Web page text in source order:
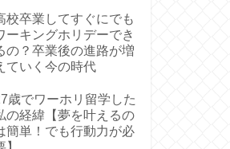
校卒業してすぐにでも
ーキングホリデーでき
の？卒業後の進路が増
ていく今の時代
歳でワーホリ留学した
の経緯【夢を叶えるの
簡単！でも行動力が必